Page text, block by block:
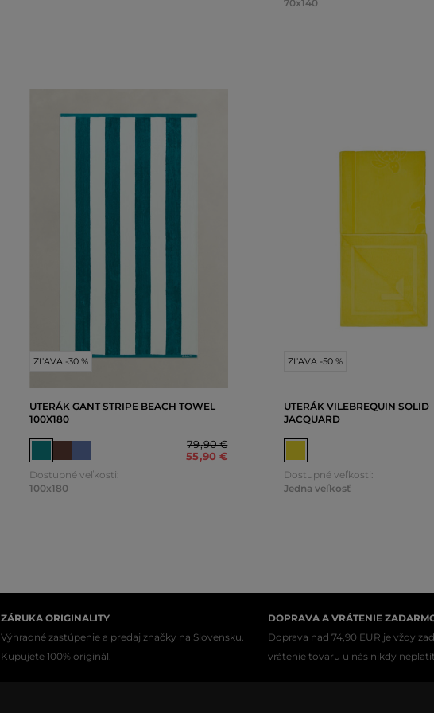
70x140
ZĽAVA -30 %
UTERÁK GANT STRIPE BEACH TOWEL
100X180
79,90 €
55,90 €
Dostupné veľkosti:
100x180
ZĽAVA -50 %
UTERÁK VILEBREQUIN SOLID
JACQUARD
Dostupné veľkosti:
Jedna veľkosť
ZÁRUKA ORIGINALITY
Výhradné zastúpenie a predaj značky na Slovensku.
Kupujete 100% originál.
DOPRAVA A VRÁTENIE
Doprava nad 74,90 EUR je vždy
vrátenie tovaru u nás nikdy